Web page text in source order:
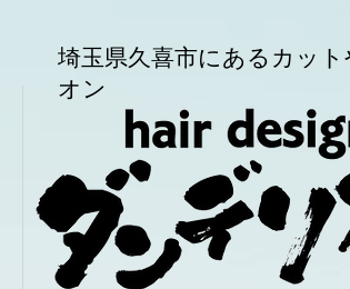
埼玉県久喜市にある カッ
オン